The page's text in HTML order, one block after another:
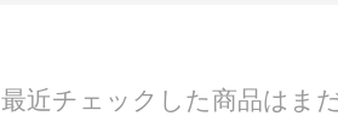
最近チェックした商品はま